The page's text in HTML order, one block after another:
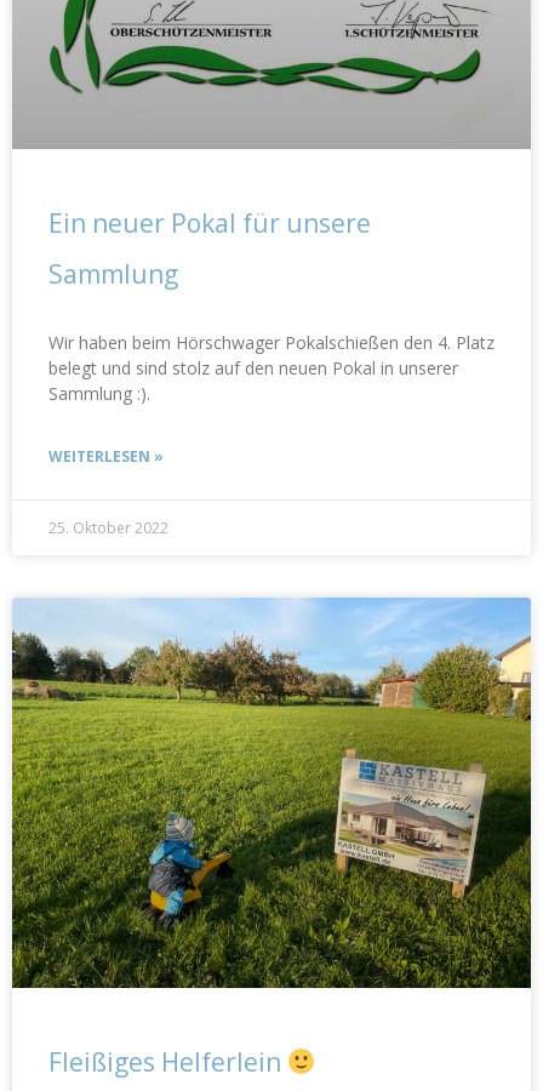
Ein neuer Pokal für unsere
Sammlung
Wir haben beim Hörschwager Pokalschießen den 4. Platz
belegt und sind stolz auf den neuen Pokal in unserer
Sammlung :).
WEITERLESEN »
25. Oktober 2022
Fleißiges Helferlein